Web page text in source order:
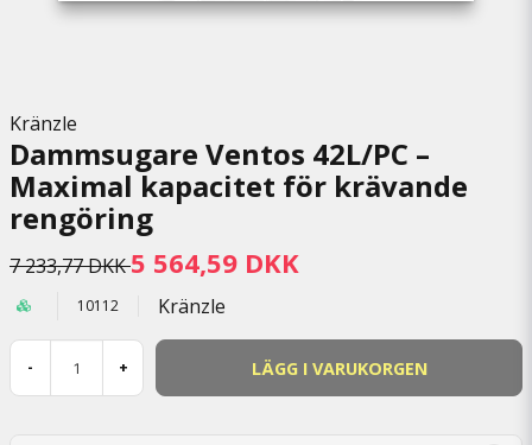
Kränzle
Dammsugare Ventos 42L/PC –
Maximal kapacitet för krävande
rengöring
7 233,77 DKK5 564,59 DKK
10112 Kränzle
- + LÄGG I VARUKORGEN